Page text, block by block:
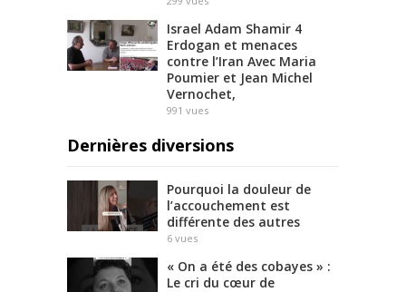
Israel Adam Shamir 4
Erdogan et menaces
contre l’Iran Avec Maria
Poumier et Jean Michel
Vernochet,
991 vues
Dernières diversions
Pourquoi la douleur de
l’accouchement est
différente des autres
6 vues
« On a été des cobayes » :
Le cri du cœur de